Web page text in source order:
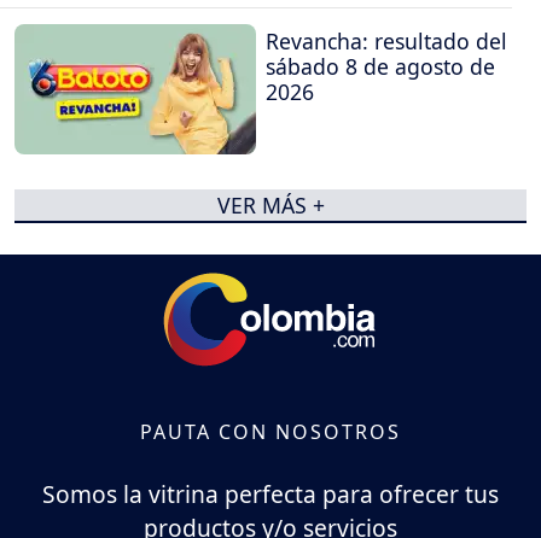
Revancha: resultado del
sábado 8 de agosto de
2026
VER MÁS +
PAUTA CON NOSOTROS
Somos la vitrina perfecta para ofrecer tus
productos y/o servicios